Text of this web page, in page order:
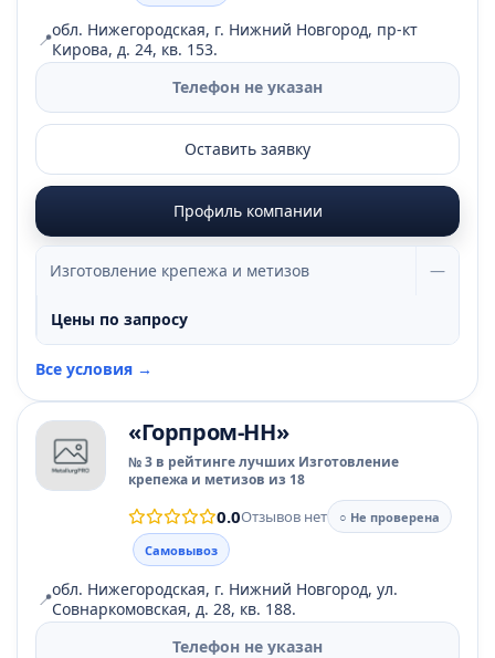
📍обл. Нижегородская, г. Нижний Новгород, пр-кт
Кирова, д. 24, кв. 153.
Телефон не указан
Оставить заявку
Профиль компании
Изготовление крепежа и метизов —
Цены по запросу
Все условия →
«Горпром-НН»
№ 3 в рейтинге лучших Изготовление
крепежа и метизов из 18
0.0Отзывов нет
○ Не проверена
Самовывоз
📍обл. Нижегородская, г. Нижний Новгород, ул.
Совнаркомовская, д. 28, кв. 188.
Телефон не указан